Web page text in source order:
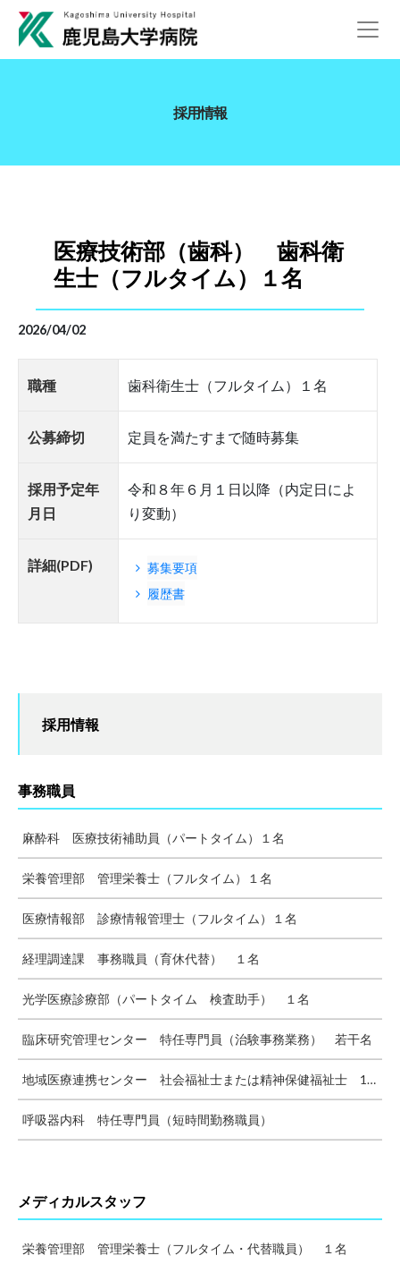
採用情報
医療技術部（歯科） 歯科衛
生士（フルタイム）１名
2026/04/02
職種 歯科衛生士（フルタイム）１名
公募締切 定員を満たすまで随時募集
採用予定年
月日
令和８年６月１日以降（内定日によ
り変動）
詳細(PDF)
募集要項
履歴書
採用情報
事務職員
麻酔科 医療技術補助員（パートタイム）１名
栄養管理部 管理栄養士（フルタイム）１名
医療情報部 診療情報管理士（フルタイム）１名
経理調達課 事務職員（育休代替） １名
光学医療診療部（パートタイム 検査助手） １名
臨床研究管理センター 特任専門員（治験事務業務） 若干名
地域医療連携センター 社会福祉士または精神保健福祉士 1名
呼吸器内科 特任専門員（短時間勤務職員）
メディカルスタッフ
栄養管理部 管理栄養士（フルタイム・代替職員） １名